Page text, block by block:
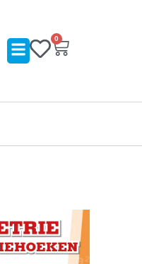
0